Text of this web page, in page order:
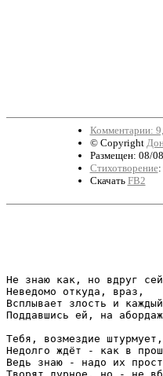
Комментарии:
© Copyright
Размещен: 08/
Стихотворение:
Скачать FB2
Не знаю как, но вдруг
Неведомо откуда, враз,
Всплывает злость и
Поддавшись ей, на
Тебя, возмездие штурмует,
Недолго ждёт - как в
Ведь знаю - надо их